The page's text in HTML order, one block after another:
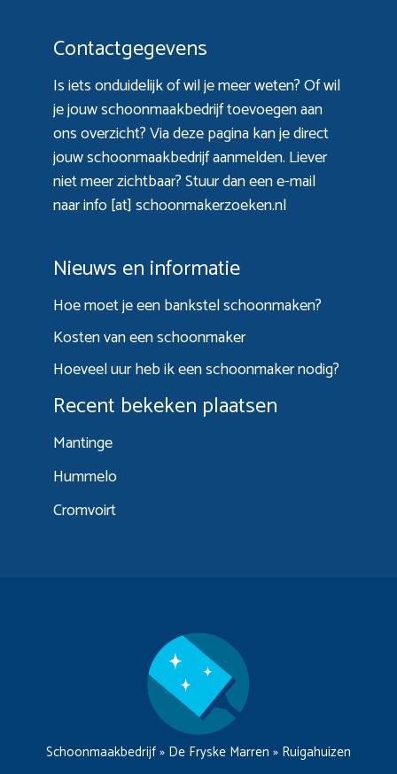
Contactgegevens
Is iets onduidelijk of wil je meer weten? Of wil
je jouw schoonmaakbedrijf toevoegen aan
ons overzicht? Viadeze paginakan je direct
jouw schoonmaakbedrijf aanmelden. Liever
niet meer zichtbaar? Stuur dan een e-mail
naar info [at] schoonmakerzoeken.nl
Nieuws en informatie
Hoe moet je een bankstel schoonmaken?
Kosten van een schoonmaker
Hoeveel uur heb ik een schoonmaker nodig?
Recent bekeken plaatsen
Mantinge
Hummelo
Cromvoirt
Schoonmaakbedrijf» De Fryske Marren » Ruigahuizen